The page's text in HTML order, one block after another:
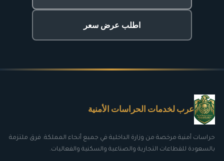
اطلب عرض سعر
عرب لخدمات الحراسات الأمنية
حراسات أمنية مرخصة من وزارة الداخلية في جميع أنحاء المملكة. فرق ملتزمة
بالسعودة للقطاعات التجارية والصناعية والسكنية والفعاليات.